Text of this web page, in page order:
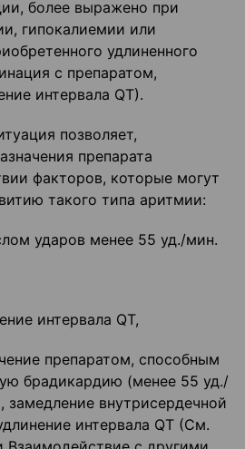
более выражено при
гипокалиемии или
удлиненного
с препаратом,
интервала QT).
позволяет,
препарата
факторов, которые могут
такого типа аритмии:
ударов менее 55 уд./мин.
интервала QT,
препаратом, способным
брадикардию (менее 55 уд./
внутрисердечной
интервала QT (См.